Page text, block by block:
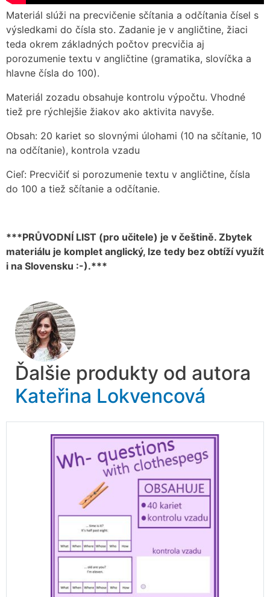
Materiál slúži na precvičenie sčítania a odčítania čísel s
výsledkami do čísla sto. Zadanie je v angličtine, žiaci
teda okrem základných počtov precvičia aj
porozumenie textu v angličtine (gramatika, slovíčka a
hlavne čísla do 100).
Materiál zozadu obsahuje kontrolu výpočtu. Vhodné
tiež pre rýchlejšie žiakov ako aktivita navyše.
Obsah: 20 kariet so slovnými úlohami (10 na sčítanie, 10
na odčítanie), kontrola vzadu
Cieľ: Precvičiť si porozumenie textu v angličtine, čísla
do 100 a tiež sčítanie a odčítanie.
***PRŮVODNÍ LIST (pro učitele) je v češtině. Zbytek
materiálu je komplet anglický, lze tedy bez obtíží využít
i na Slovensku :-).***
Ďalšie produkty od autora
Kateřina Lokvencová